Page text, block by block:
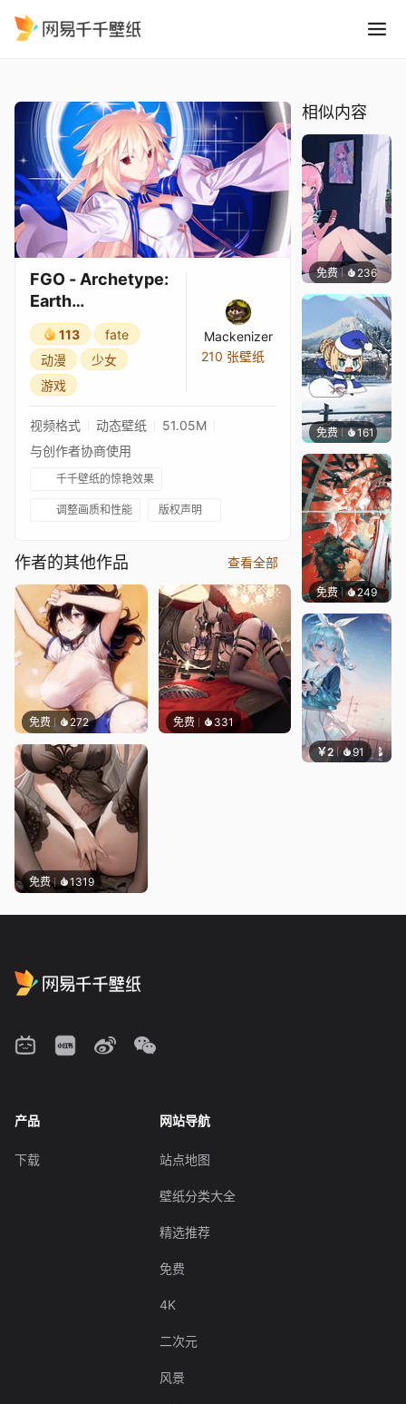
FGO - Archetype:
Earth
Arcueid（FA 艺
术）
113
fate
动漫
少女
游戏
Mackenizer
210 张壁纸
视频格式 动态壁纸
51.05M
与创作者协商使用
千千壁纸的惊艳效果
调整画质和性能 版权声明
作者的其他作品 查看全部
免费 272 免费 331
免费 1319
相似内容
免费 236好看
免费 161S37
免费 249坤毛
￥2 91 豆子
产品
下载
网站导航
站点地图
壁纸分类大全
精选推荐
免费
4K
二次元
风景